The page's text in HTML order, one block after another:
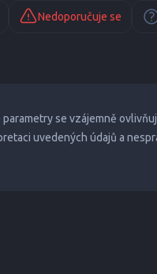
Nedoporučuje se
se vzájemně
uvedených údajů a